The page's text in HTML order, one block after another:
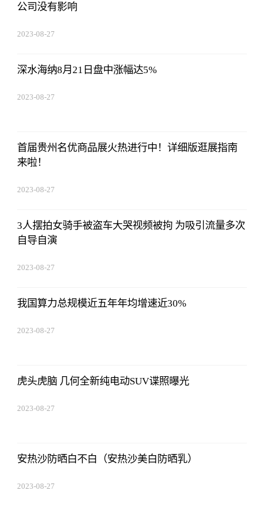
公司没有影响
2023-08-27
深水海纳8月21日盘中涨幅达5%
2023-08-27
首届贵州名优商品展火热进行中！详细版逛展指南
来啦！
2023-08-27
3人摆拍女骑手被盗车大哭视频被拘 为吸引流量多次
自导自演
2023-08-27
我国算力总规模近五年年均增速近30%
2023-08-27
虎头虎脑 几何全新纯电动SUV谍照曝光
2023-08-27
安热沙防晒白不白（安热沙美白防晒乳）
2023-08-27